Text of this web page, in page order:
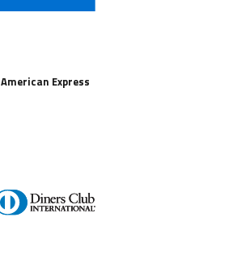
American Express